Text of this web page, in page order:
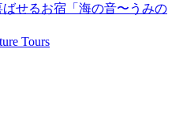
せるお宿「海の音〜うみの
Tours